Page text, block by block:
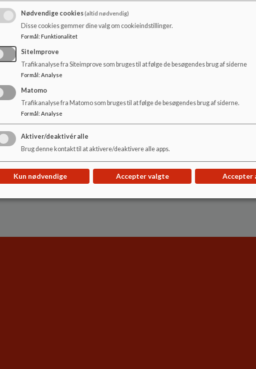
C-spor: 2159 7736
D-spor: 2346 0115
SFO'ens kontakt i ledelsen:
SFO Leder - Hozan Ônen
Åbningstider:
Mandag 06.30 - 17.00
Onsdag 06.30 - 17.00
Torsdag 06.30 - 17.00
Fredag 06.30 - 16.00
SFO’en er lukket onsdag før påske, fredag efter Kristi
Nødvendige cookies(altid nødvendig)
Disse cookies gemmer dine valg om cookieindstillinger.
Formål : Funktionalitet
SiteImprove
Trafikanalyse fra Siteimprove som bruges til at følge de besøgendes brug af siderne
Formål : Analyse
Matomo
Trafikanalyse fra Matomo som bruges til at følge de besøgendes brug af siderne.
Formål: Analyse
Aktiver/deaktivér alle
Brug denne kontakt til at aktivere/deaktivere alle apps.
Kun nødvendige Accepter valgte Accepter